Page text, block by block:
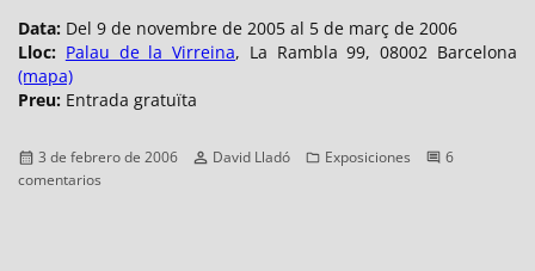
Data: Del 9 de novembre de 2005 al 5 de març de 2006
Lloc: Palau de la Virreina, La Rambla 99, 08002 Barcelona
(mapa)
Preu: Entrada gratuïta
Publicado
el
3 de febrero de 2006 Autor
David Lladó Categorías
Exposiciones
6
comentarios